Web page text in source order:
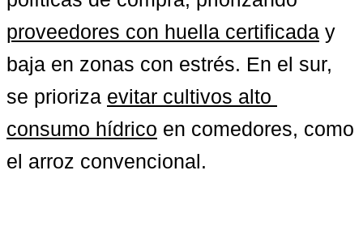
proveedores con huella certificada y
baja en zonas con estrés. En el sur,
se prioriza evitar cultivos alto
consumo hídrico en comedores, como
el arroz convencional.